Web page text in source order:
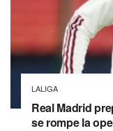
LALIGA
Real Madrid
se rompe la